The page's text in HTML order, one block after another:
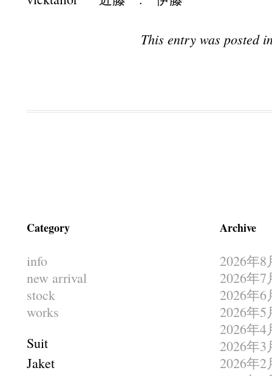
This entry was posted
Category
info
new arrival
stock
works
Suit
Jaket
Archive
2026年8
2026年7
2026年6
2026年5
2026年4
2026年3
2026年2